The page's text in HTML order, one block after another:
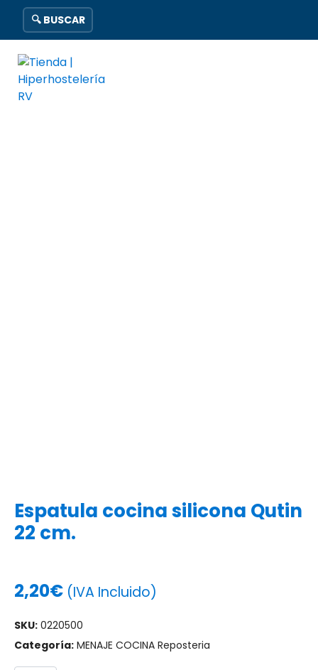
🔍 BUSCAR
Espatula cocina silicona Qutin
22 cm.
2,20€ (IVA Incluido)
SKU: 0220500
Categoría: MENAJE COCINA Reposteria